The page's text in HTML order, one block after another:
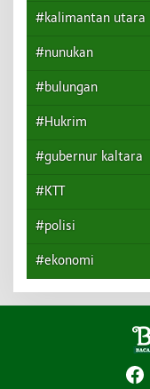
#kalimantan utara
#nunukan
#bulungan
#Hukrim
#gubernur kaltara
#KTT
#polisi
#ekonomi